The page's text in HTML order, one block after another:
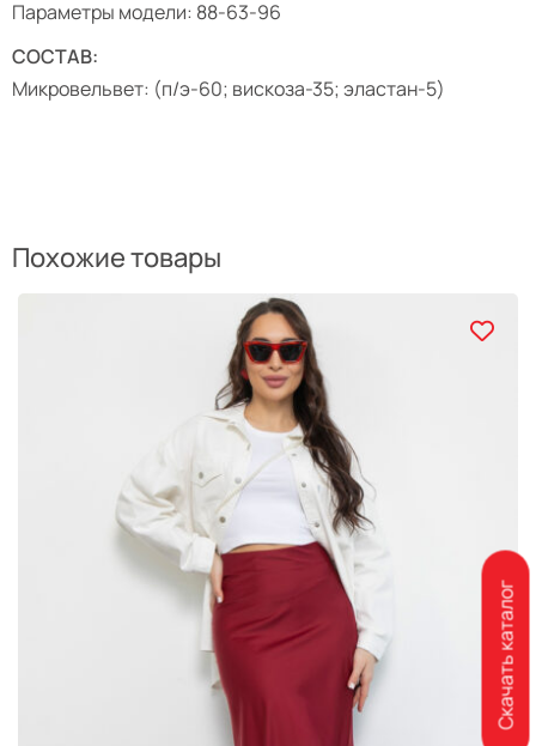
Параметры модели: 88-63-96
СОСТАВ:
Микровельвет: (п/э-60; вискоза-35; эластан-5)
Похожие товары
Скачать каталог